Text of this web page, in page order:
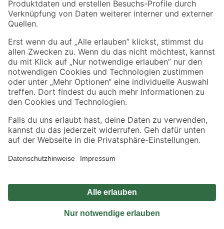
Sicher einkaufen
Jetzt die toom-App herunterladen
Alle Preisangaben in EUR inkl. gesetzl. MwSt.. Die dargestellten Angebote sind unter
Umständen nicht in allen Märkten verfügbar. Die angegebenen Verfügbarkeiten beziehen
Produkte nur solange der Vorrat reicht.
*Paketversand ab 59 € versandkostenfrei, gilt nicht für Artikel mit Speditionsversand, hier
Privatsphäre Impressum
Nutzungsbedingungen
Widerrufsrecht
Vertrag widerrufen